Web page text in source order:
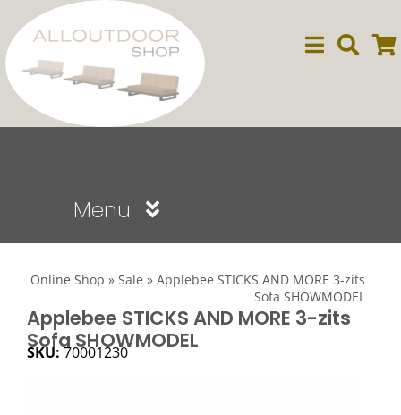
naar
inhoud
Menu
Dining
Online Shop » Sale » Applebee STICKS AND MORE 3-zits
Sofa SHOWMODEL
Applebee STICKS AND MORE 3-zits
Sofa SHOWMODEL
SKU:70001230